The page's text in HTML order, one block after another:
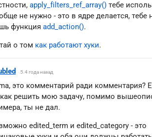
apply_filters_ref_array()тебе
не нужно - это в ядре делается, тебе
функция add_action().
о том как работают хуки.
5.4 года назад
это комментарий ради комментария?
решить мою задачу, помимо
ты не дал.
edited_term и edited_category - это